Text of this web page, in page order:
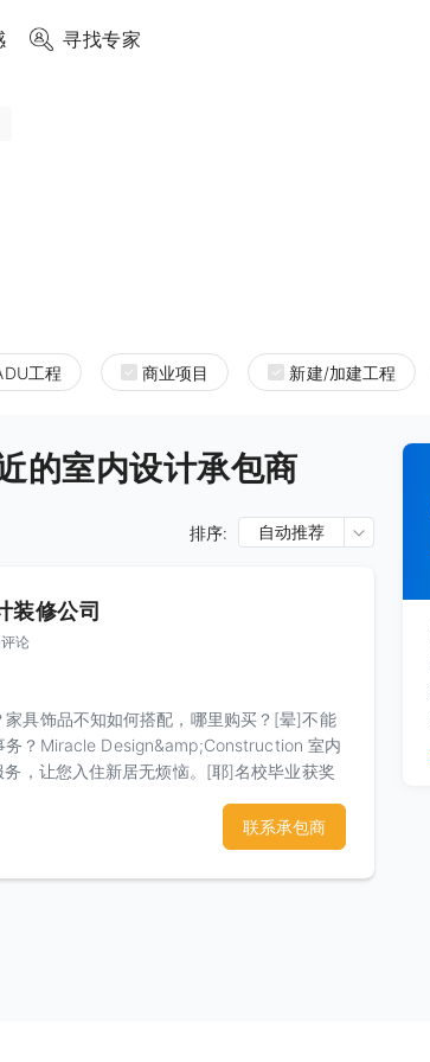
寻找专家
工程 商业项目 新建/加建工程
室内设计承包商
排序: 自动推荐
装修公司
论
具饰品不知如何搭配，哪里购买？[晕]不能
务？Miracle Design&amp;Construction 室内
，让您入住新居无烦恼。[耶]名校毕业获奖
种设计风格，我们为您量身定制属于您的美国
联系承包商